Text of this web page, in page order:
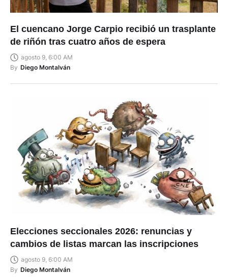
El cuencano Jorge Carpio recibió un trasplante
de riñón tras cuatro años de espera
agosto 9, 6:00 AM
By Diego Montalván
Elecciones seccionales 2026: renuncias y
cambios de listas marcan las inscripciones
agosto 9, 6:00 AM
By Diego Montalván